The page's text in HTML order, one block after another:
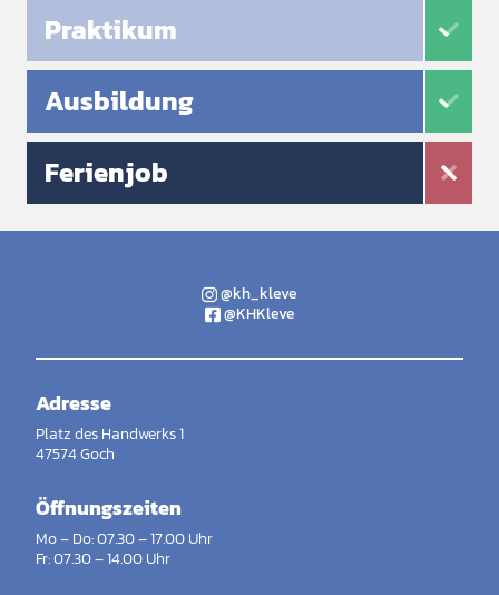
Praktikum
Ausbildung
Ferienjob
@kh_kleve
@KHKleve
Adresse
Platz des Handwerks 1
47574 Goch
Öffnungszeiten
Mo – Do: 07.30 – 17.00 Uhr
Fr: 07.30 – 14.00 Uhr